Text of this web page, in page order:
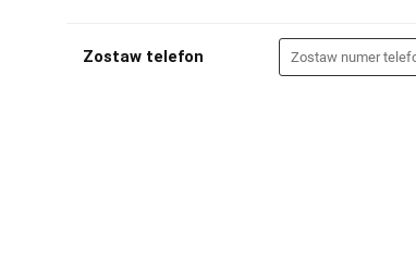
Zostaw telefon